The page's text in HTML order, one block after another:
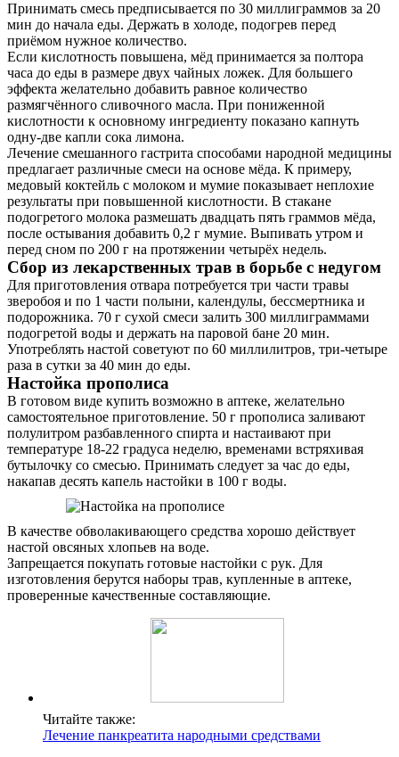
Принимать смесь предписывается по 30 миллиграммов за 20
мин до начала еды. Держать в холоде, подогрев перед
приёмом нужное количество.
Если кислотность повышена, мёд принимается за полтора
часа до еды в размере двух чайных ложек. Для большего
эффекта желательно добавить равное количество
размягчённого сливочного масла. При пониженной
кислотности к основному ингредиенту показано капнуть
одну-две капли сока лимона.
Лечение смешанного гастрита способами народной медицины
предлагает различные смеси на основе мёда. К примеру,
медовый коктейль с молоком и мумие показывает неплохие
результаты при повышенной кислотности. В стакане
подогретого молока размешать двадцать пять граммов мёда,
после остывания добавить 0,2 г мумие. Выпивать утром и
перед сном по 200 г на протяжении четырёх недель.
Сбор из лекарственных трав в борьбе с недугом
Для приготовления отвара потребуется три части травы
зверобоя и по 1 части полыни, календулы, бессмертника и
подорожника. 70 г сухой смеси залить 300 миллиграммами
подогретой воды и держать на паровой бане 20 мин.
Употреблять настой советуют по 60 миллилитров, три-четыре
раза в сутки за 40 мин до еды.
Настойка прополиса
В готовом виде купить возможно в аптеке, желательно
самостоятельное приготовление. 50 г прополиса заливают
полулитром разбавленного спирта и настаивают при
температуре 18-22 градуса неделю, временами встряхивая
бутылочку со смесью. Принимать следует за час до еды,
накапав десять капель настойки в 100 г воды.
В качестве обволакивающего средства хорошо действует
настой овсяных хлопьев на воде.
Запрещается покупать готовые настойки с рук. Для
изготовления берутся наборы трав, купленные в аптеке,
проверенные качественные составляющие.
Читайте также:
Лечение панкреатита народными средствами